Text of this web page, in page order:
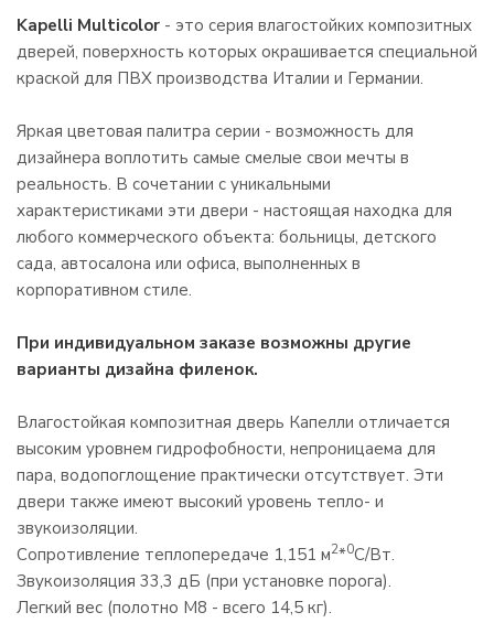
Kapelli Multicolor - это серия влагостойких композитных
дверей, поверхность которых окрашивается специальной
краской для ПВХ производства Италии и Германии.
Яркая цветовая палитра серии - возможность для
дизайнера воплотить самые смелые свои мечты в
реальность. В сочетании с уникальными
характеристиками эти двери - настоящая находка для
любого коммерческого объекта: больницы, детского
сада, автосалона или офиса, выполненных в
корпоративном стиле.
При индивидуальном заказе возможны другие
варианты дизайна филенок.
Влагостойкая композитная дверь Капелли отличается
высоким уровнем гидрофобности, непроницаема для
пара, водопоглощение практически отсутствует. Эти
двери также имеют высокий уровень тепло- и
звукоизоляции.
Сопротивление теплопередаче 1,151 м2*0С/Вт.
Звукоизоляция 33,3 дБ (при установке порога).
Легкий вес (полотно М8 - всего 14,5 кг).